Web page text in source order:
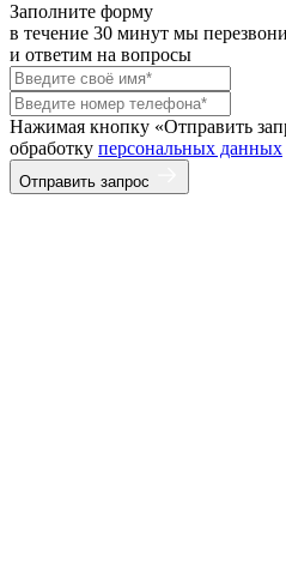
Заполните форму
в течение 30 минут мы
и ответим на вопросы
Нажимая кнопку «Отправить
обработку персональных данных
Отправить запрос